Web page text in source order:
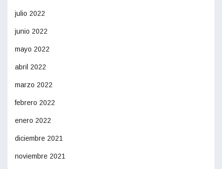
julio 2022
junio 2022
mayo 2022
abril 2022
marzo 2022
febrero 2022
enero 2022
diciembre 2021
noviembre 2021